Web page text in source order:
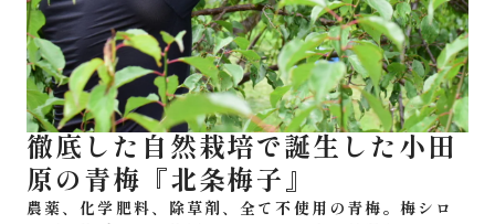
徹底した自然栽培で誕生した小田
原の青梅『北条梅子』
農薬、化学肥料、除草剤、全て不使用の青梅。梅シロ